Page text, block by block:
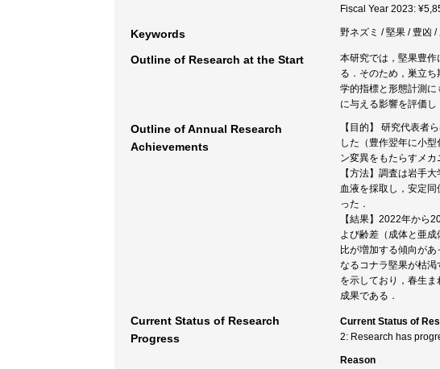
Fiscal Year 2023:
Keywords 野ネズミ / 堅果 / 豊凶
Outline of Research at the Start
本研究では，堅果豊
る．そのため，巣立
学的指標と形態計測
に与える影響を評価
Outline of Annual Research
Achievements
【目的】 研究代表者
した（豊作翌年に小
ン変異をもたらすメ
【方法】調査は岩手
血液を採取し，安定
った．
【結果】2022年から
よび齢差（成体と亜
比が増加する傾向が
なるコナラ堅果が枯
を示しており，春生
成果である．
Current Status of Research
Progress
Current Status of
2: Research has
Reason